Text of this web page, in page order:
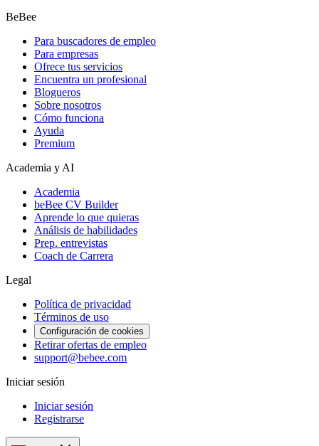
BeBee
Para buscadores de empleo
Para empresas
Ofrece tus servicios
Encuentra un profesional
Blogueros
Sobre nosotros
Cómo funciona
Ayuda
Premium
Academia y AI
Academia
beBee CV Builder
Aprende lo que quieras
Análisis de habilidades
Prep. entrevistas
Coach de Carrera
Legal
Política de privacidad
Términos de uso
Configuración de cookies
Retirar ofertas de empleo
support@bebee.com
Iniciar sesión
Iniciar sesión
Registrarse